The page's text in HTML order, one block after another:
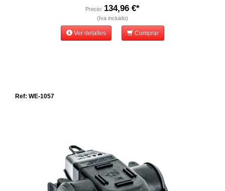
Precio: 134,96 €*
(Iva incluido)
Ver detalles Comprar
Ref: WE-1057